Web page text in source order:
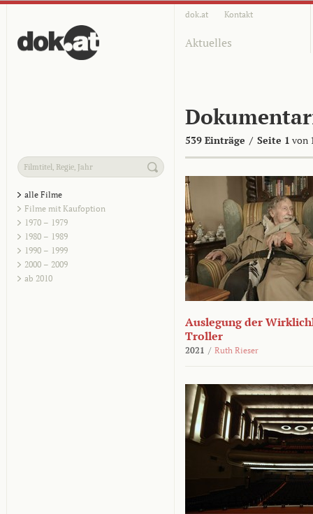
dok.at Kontakt
Aktuelles
539 Einträge / Seite 1 von
alle Filme
Filme mit Kaufoption
1970 – 1979
1980 – 1989
1990 – 1999
2000 – 2009
ab 2010
Auslegung der
Troller
2021 / Ruth Rieser